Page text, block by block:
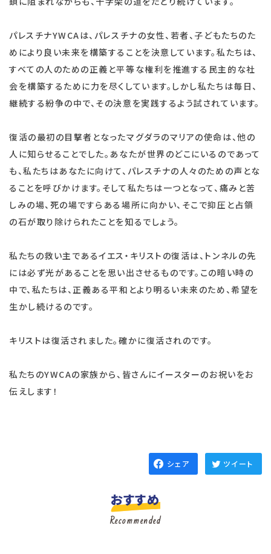
パレスチナYWCAは、パレスチナの女性、若者、子どもたちのた
めにより良い未来を構築することを決意しています。私たちは、
すべての人のための正義と平等な権利を推進する民主的な社
会を構築するために力を尽くしています。しかし私たちは毎日、
継続する紛争の中で、その決意を実践するよう試されています。
復活の最初の目撃者となったマグダラのマリアの使命は、他の
人に知らせることでした。あなたが世界のどこにいるのであって
も、私たちはあなたに向けて、パレスチナの人々のための声とな
ることを呼びかけます。そして私たちは一つとなって、痛みと苦
しみの場、死の場ですらある場所に向かい、そこで抑圧と占領
の石が取り除けられたことを知るでしょう。
私たちの救い主であるイエス・キリストの復活は、トンネルの先
には必ず光があることを思い出させるものです。この暗い時の
中で、私たちは、正義ある平和とより明るい未来のため、希望を
生かし続けるのです。
キリストは復活されました。確かに復活されのです。
私たちのYWCAの家族から、皆さんにイースターのお祝いをお
伝えします！
シェア ツイート
おすすめ
Recommended